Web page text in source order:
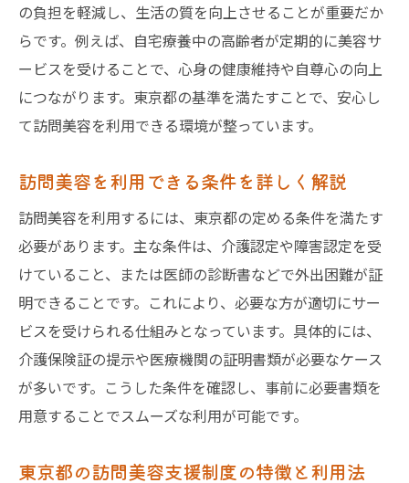
の負担を軽減し、生活の質を向上させることが重要だか
らです。例えば、自宅療養中の高齢者が定期的に美容サ
ービスを受けることで、心身の健康維持や自尊心の向上
につながります。東京都の基準を満たすことで、安心し
て訪問美容を利用できる環境が整っています。
訪問美容を利用できる条件を詳しく解説
訪問美容を利用するには、東京都の定める条件を満たす
必要があります。主な条件は、介護認定や障害認定を受
けていること、または医師の診断書などで外出困難が証
明できることです。これにより、必要な方が適切にサー
ビスを受けられる仕組みとなっています。具体的には、
介護保険証の提示や医療機関の証明書類が必要なケース
が多いです。こうした条件を確認し、事前に必要書類を
用意することでスムーズな利用が可能です。
東京都の訪問美容支援制度の特徴と利用法